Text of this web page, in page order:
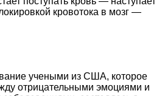
кровотока в мозг —
учеными из США, которое
отрицательными эмоциями и